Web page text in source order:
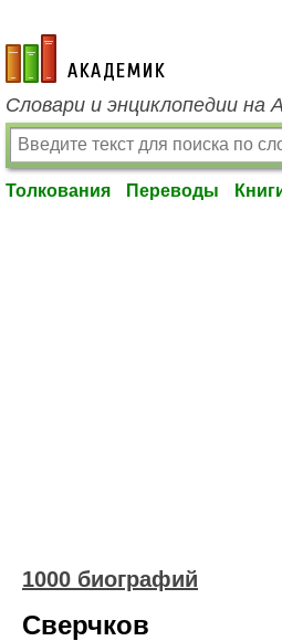
academic.ru
Словари и энциклопедии на
Толкования Переводы
1000 биографий
Сверчков